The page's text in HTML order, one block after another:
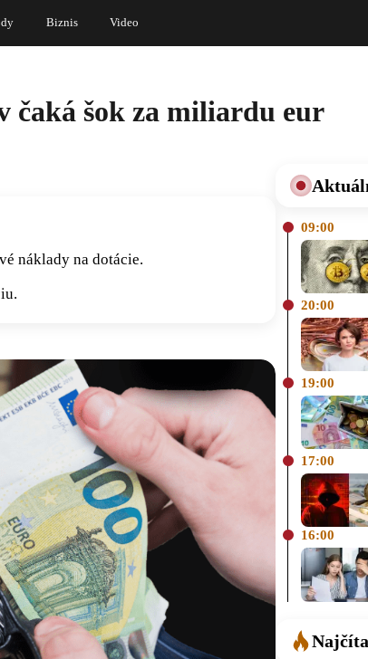
Biznis Video
čaká šok za miliardu eur
náklady na dotácie.
09:00
20:00
19:00
17:00
16:00